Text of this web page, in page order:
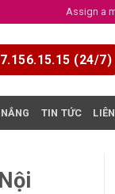
Assign a
(24/7)
TIN TỨC